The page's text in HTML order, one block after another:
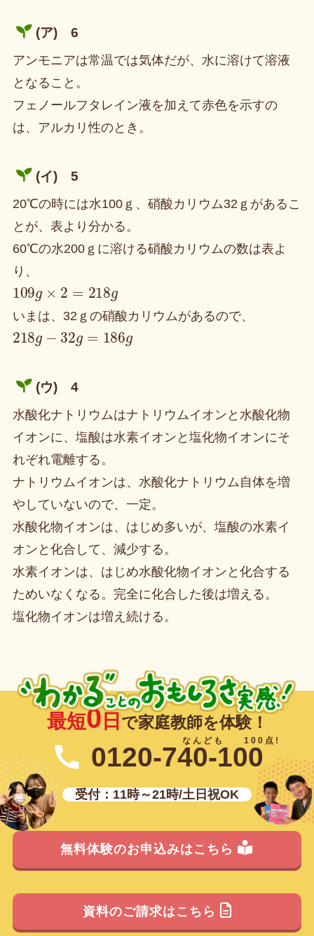
(ア) 6
アンモニアは常温では気体だが、水に溶けて溶液
となること。
フェノールフタレイン液を加えて赤色を示すの
は、アルカリ性のとき。
(イ) 5
20℃の時には水100ｇ、硝酸カリウム32ｇがあるこ
とが、表より分かる。
60℃の水200ｇに溶ける硝酸カリウムの数は表よ
り、
109 2= 218g
いまは、32ｇの硝酸カリウムがあるので、
218 32g 186g
(ウ) 4
水酸化ナトリウムはナトリウムイオンと水酸化物
イオンに、塩酸は水素イオンと塩化物イオンにそ
れぞれ電離する。
ナトリウムイオンは、水酸化ナトリウム自体を増
やしていないので、一定。
水酸化物イオンは、はじめ多いが、塩酸の水素イ
オンと化合して、減少する。
水素イオンは、はじめ水酸化物イオンと化合する
ためいなくなる。完全に化合した後は増える。
塩化物イオンは増え続ける。
最短0 日 で家庭教師を体験！
0120-740-100
受付：11時～21時/土日祝OK
無料体験のお申込みはこちら
資料のご請求はこちら